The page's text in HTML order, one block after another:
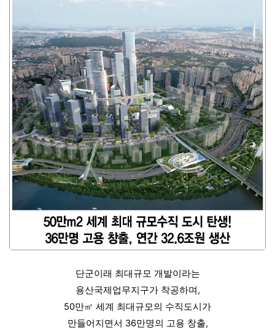
단군이래 최대규모 개발이라는
용산국제업무지구가 착공하며,
50만㎡ 세계 최대규모의 수직도시가
만들어지면서 36만명의 고용 창출,